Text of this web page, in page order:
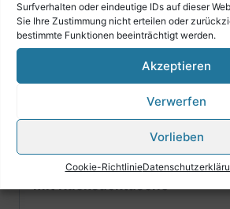
Surfverhalten oder eindeutige IDs auf dieser
Sie Ihre Zustimmung nicht erteilen oder
bestimmte Funktionen beeinträchtigt werden.
Akzeptieren
Verwerfen
Vorlieben
Cookie-Richtlinie
34 Tasten
5 Diskantregister
2 Bassregister
Größe: 39 x 18,5 cm
Gewicht: 7,4 kg
mit Rucksacktasche